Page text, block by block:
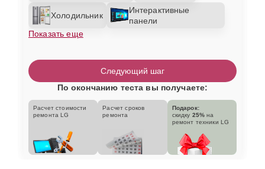
Холодильник
Интерактивные
панели
Показать еще
Следующий шаг
По окончанию теста вы получаете:
Расчет стоимости
ремонта LG
Расчет сроков
ремонта
Подарок:
скидку 25% на
ремонт техники LG